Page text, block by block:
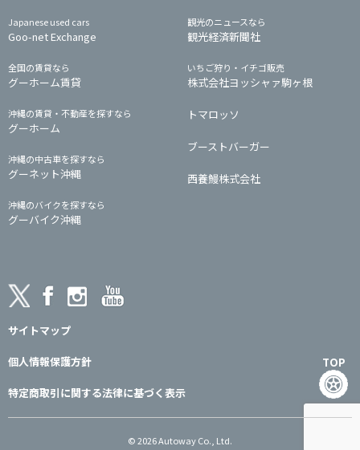
Japanese used cars
Goo-net Exchange
全国の賃貸なら
グーホーム賃貸
沖縄の賃貸・不動産を探すなら
グーホーム
沖縄の中古車を探すなら
グーネット沖縄
沖縄のバイクを探すなら
グーバイク沖縄
観光のニュースなら
観光経済新聞社
いちご狩り・イチゴ販売
株式会社ヨッシャァ駒ヶ根
トマロッソ
ブーストバーガー
西養鰻株式会社
サイトマップ
個人情報保護方針
特定商取引に関する法律に基づく表示
© 2026 Autoway Co., Ltd.
TOP